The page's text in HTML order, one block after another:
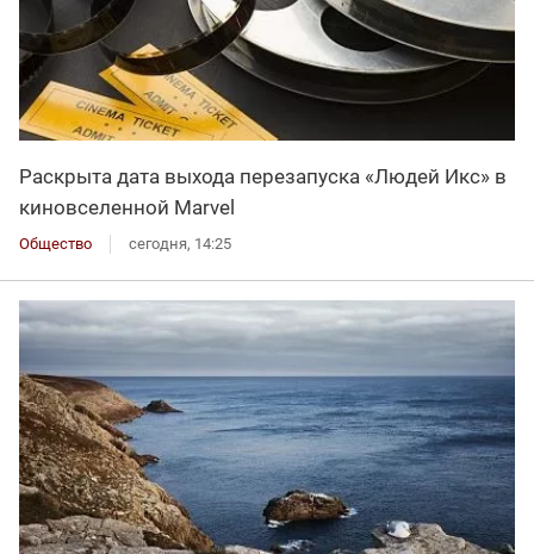
Раскрыта дата выхода перезапуска «Людей Икс» в
киновселенной Marvel
Общество сегодня, 14:25